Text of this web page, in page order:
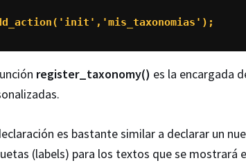
register_taxonomy() es la encargada
es bastante similar a declarar un
(labels) para los textos que se mostrará